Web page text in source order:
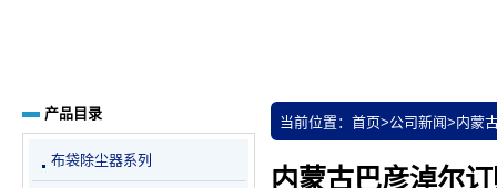
当前位置： 首页>公司新闻>内蒙
内蒙古巴彦淖尔
产品目录
布袋除尘器系列